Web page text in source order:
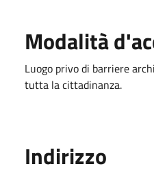
Modalità
Luogo privo di barriere
tutta la cittadinanza.
Indirizzo